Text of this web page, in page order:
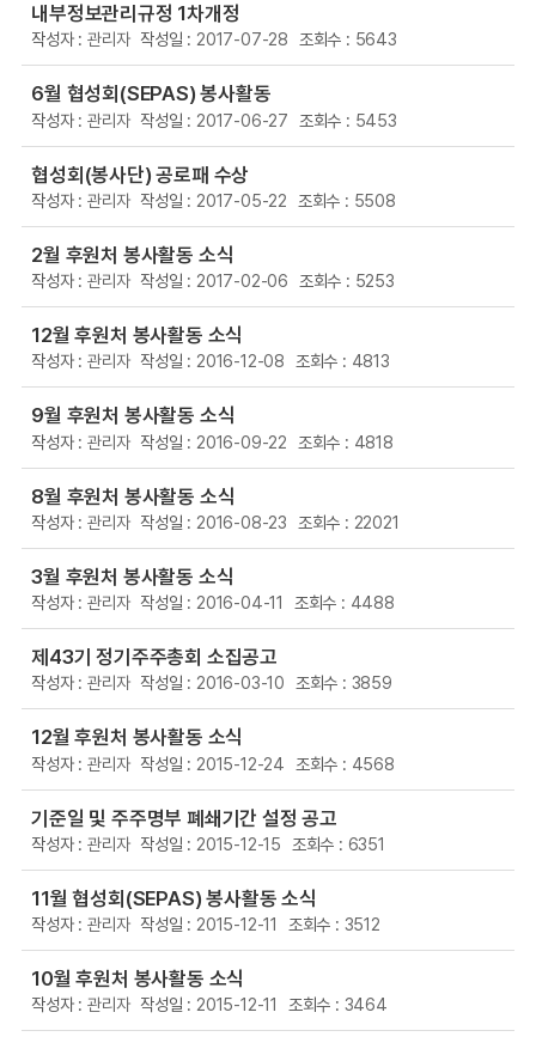
내부정보관리규정 1차개정
관리자 2017-07-28 5643
6월 협성회(SEPAS) 봉사활동
관리자 2017-06-27 5453
협성회(봉사단) 공로패 수상
관리자 2017-05-22 5508
2월 후원처 봉사활동 소식
관리자 2017-02-06 5253
12월 후원처 봉사활동 소식
관리자 2016-12-08 4813
9월 후원처 봉사활동 소식
관리자 2016-09-22 4818
8월 후원처 봉사활동 소식
관리자 2016-08-23 22021
3월 후원처 봉사활동 소식
관리자 2016-04-11 4488
제43기 정기주주총회 소집공고
관리자 2016-03-10 3859
12월 후원처 봉사활동 소식
관리자 2015-12-24 4568
기준일 및 주주명부 폐쇄기간 설정 공고
관리자 2015-12-15 6351
11월 협성회(SEPAS) 봉사활동 소식
관리자 2015-12-11 3512
10월 후원처 봉사활동 소식
관리자 2015-12-11 3464